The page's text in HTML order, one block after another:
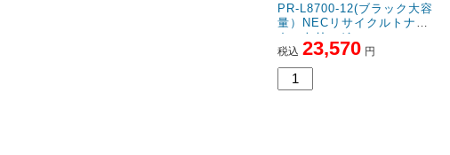
PR-L8700-12(ブラック大容
量）NECリサイクルトナー
カートリッジ
税込 23,570 円